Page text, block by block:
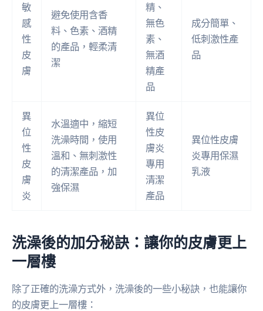
敏
感
性
皮
膚
避免使用含香
料、色素、酒精
的產品，輕柔清
潔
精、
無色
素、
無酒
精產
品
成分簡單、
低刺激性產
品
異
位
性
皮
膚
炎
水溫適中，縮短
洗澡時間，使用
溫和、無刺激性
的清潔產品，加
強保濕
異位
性皮
膚炎
專用
清潔
產品
異位性皮膚
炎專用保濕
乳液
洗澡後的加分秘訣：讓你的皮膚更上
一層樓
除了正確的洗澡方式外，洗澡後的一些小秘訣，也能讓你
的皮膚更上一層樓：